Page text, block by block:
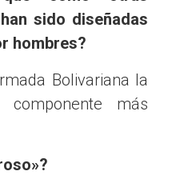
sido diseñadas
hombres?
Bolivariana la
más